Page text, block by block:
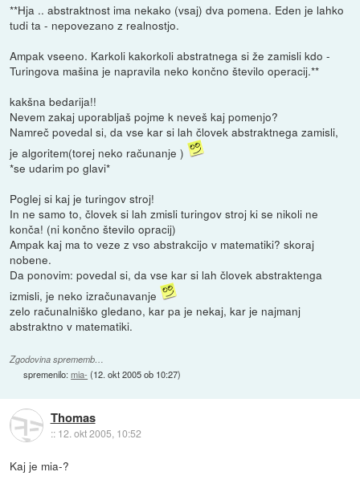
**Hja .. abstraktnost ima nekako (vsaj) dva pomena. Eden je lahko
tudi ta - nepovezano z realnostjo.
Ampak vseeno. Karkoli kakorkoli abstratnega si že zamisli kdo -
Turingova mašina je napravila neko končno število operacij.**
kakšna bedarija!!
Nevem zakaj uporabljaš pojme k neveš kaj pomenjo?
Namreč povedal si, da vse kar si lah človek abstraktnega zamisli,
je algoritem(torej neko računanje )
*se udarim po glavi*
Poglej si kaj je turingov stroj!
In ne samo to, človek si lah zmisli turingov stroj ki se nikoli ne
konča! (ni končno število opracij)
Ampak kaj ma to veze z vso abstrakcijo v matematiki? skoraj
nobene.
Da ponovim: povedal si, da vse kar si lah človek abstraktenga
izmisli, je neko izračunavanje
zelo računalniško gledano, kar pa je nekaj, kar je najmanj
abstraktno v matematiki.
Zgodovina sprememb…
spremenilo:mia- (12. okt 2005 ob 10:27)
Thomas
:: 12. okt 2005, 10:52
Kaj je mia-?